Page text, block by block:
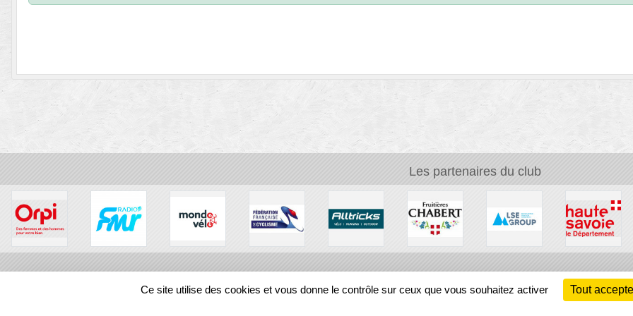
Les partenaires du club
REGIONS
Ce site utilise des cookies et vous donne le contrôle sur ceux que vous souhaitez activer Tout